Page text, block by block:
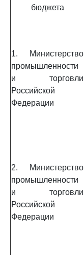
бюджета
1. Министерство
промышленности
и торговли
Российской
Федерации
2. Министерство
промышленности
и торговли
Российской
Федерации